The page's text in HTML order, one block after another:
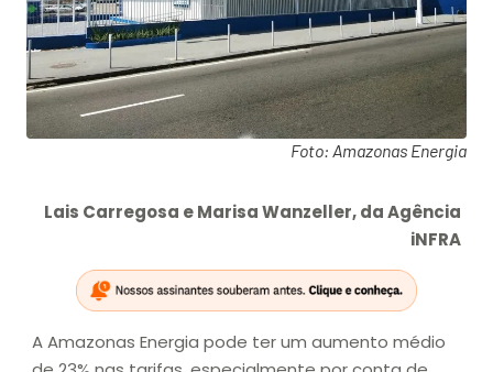
Foto: Amazonas Energia
Lais Carregosa e Marisa Wanzeller, da Agência
iNFRA
A Amazonas Energia pode ter um aumento médio